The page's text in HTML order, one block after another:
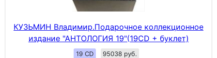
КУЗЬМИН Владимир.Подарочное коллекционное
издание "АНТОЛОГИЯ 19"(19CD + буклет)
19 CD 95038 руб.